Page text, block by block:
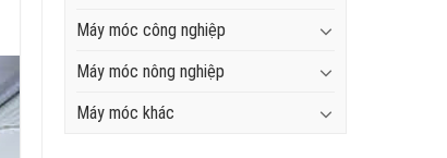
Máy móc công nghiệp
Máy móc nông nghiệp
Máy móc khác